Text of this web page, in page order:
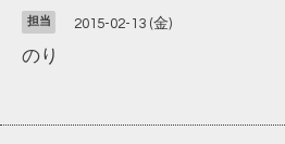
担当 2015-02-13 (金)
のり